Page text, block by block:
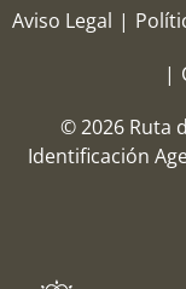
Aviso Legal |
|
© 2026 Ruta
Identificación